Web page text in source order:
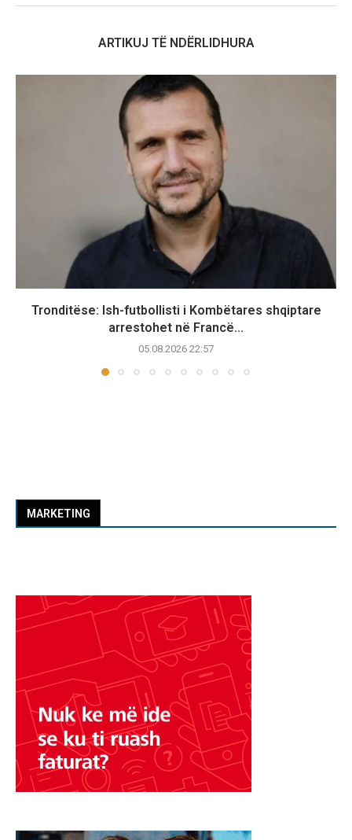
ARTIKUJ TË NDËRLIDHURA
Tronditëse: Ish-futbollisti i Kombëtares shqiptare
arrestohet në Francë...
05.08.2026 22:57
MARKETING